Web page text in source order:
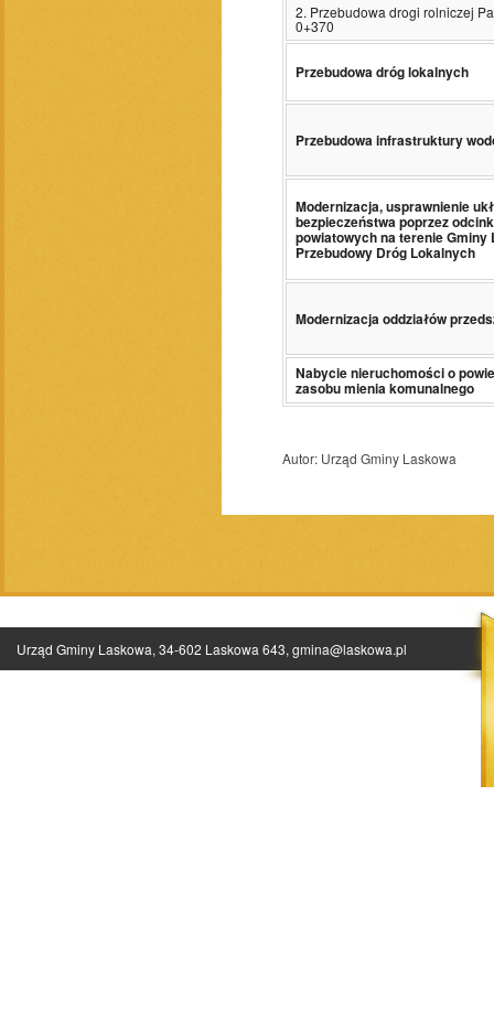
2. Przebudowa drogi rolniczej
0+370
Przebudowa dróg lokalnych
Przebudowa infrastruktury
Modernizacja, usprawnienie
bezpieczeństwa poprzez
powiatowych na terenie
Przebudowy Dróg Lokalnych
Modernizacja oddziałów
Nabycie nieruchomości o
zasobu mienia komunalnego
Autor: Urząd Gminy Laskowa
Urząd Gminy Laskowa, 34-602 Laskowa 643, gmina@laskowa.pl